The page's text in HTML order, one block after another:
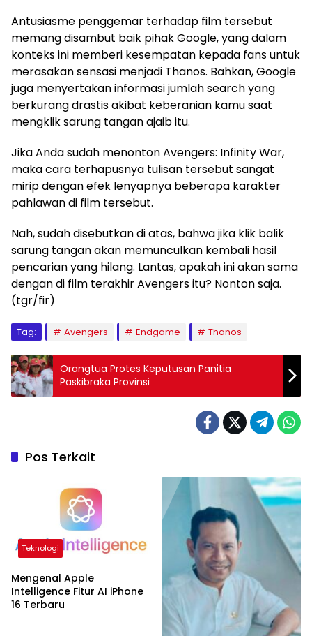
Antusiasme penggemar terhadap film tersebut
memang disambut baik pihak Google, yang dalam
konteks ini memberi kesempatan kepada fans untuk
merasakan sensasi menjadi Thanos. Bahkan, Google
juga menyertakan informasi jumlah search yang
berkurang drastis akibat keberanian kamu saat
mengklik sarung tangan ajaib itu.
Jika Anda sudah menonton Avengers: Infinity War,
maka cara terhapusnya tulisan tersebut sangat
mirip dengan efek lenyapnya beberapa karakter
pahlawan di film tersebut.
Nah, sudah disebutkan di atas, bahwa jika klik balik
sarung tangan akan memunculkan kembali hasil
pencarian yang hilang. Lantas, apakah ini akan sama
dengan di film terakhir Avengers itu? Nonton saja.
(tgr/fir)
Tag: Avengers Endgame Thanos
Orangtua Protes Keputusan Panitia
Paskibraka Provinsi
Pos Terkait
Teknologi
Mengenal Apple
Intelligence Fitur AI iPhone
16 Terbaru